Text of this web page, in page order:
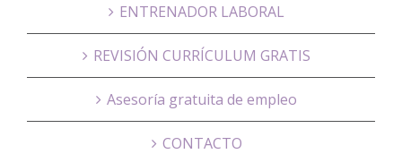
ENTRENADOR LABORAL
REVISIÓN CURRÍCULUM GRATIS
Asesoría gratuita de empleo
CONTACTO